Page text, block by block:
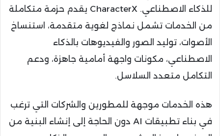
للذكاء الاصطناعي. CharacterX يقدم حزمة متكاملة
من الخدمات تشمل نماذج لغوية متقدمة، استنساخ
الأصوات، توليد الصور والفيديوهات بالذكاء
الاصطناعي، مكونات واجهة أمامية جاهزة، ودعم
التكامل متعدد السلاسل.
هذه الخدمات موجهة للمطورين والشركات التي ترغب
في بناء تطبيقات AI دون الحاجة إلى إنشاء البنية من